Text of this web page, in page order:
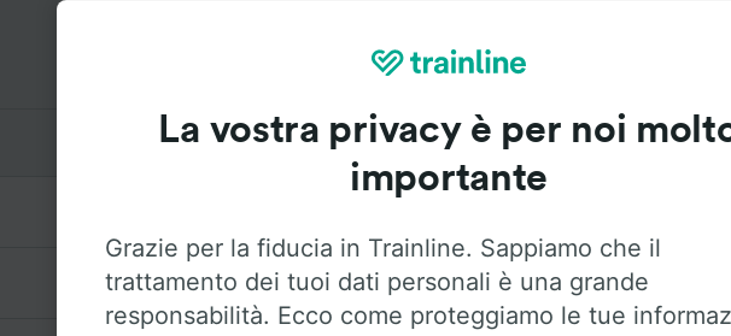
Itinerari più popolari da Balsthal
Durata Primo e
5h 52m
La vostra privacy è per noi
importante
Grazie per la fiducia in Trainline. Sappiamo che il
trattamento dei tuoi dati personali è una grande
responsabilità. Ecco come proteggiamo le tue